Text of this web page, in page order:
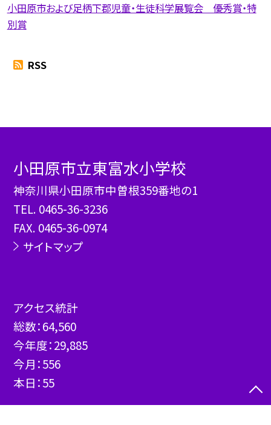
小田原市および足柄下郡児童・生徒科学展覧会 優秀賞・特
別賞
RSS
小田原市立東富水小学校
神奈川県小田原市中曽根359番地の1
TEL. 0465-36-3236
FAX. 0465-36-0974
サイトマップ
アクセス統計
総数：64,560
今年度：29,885
今月：556
本日：55